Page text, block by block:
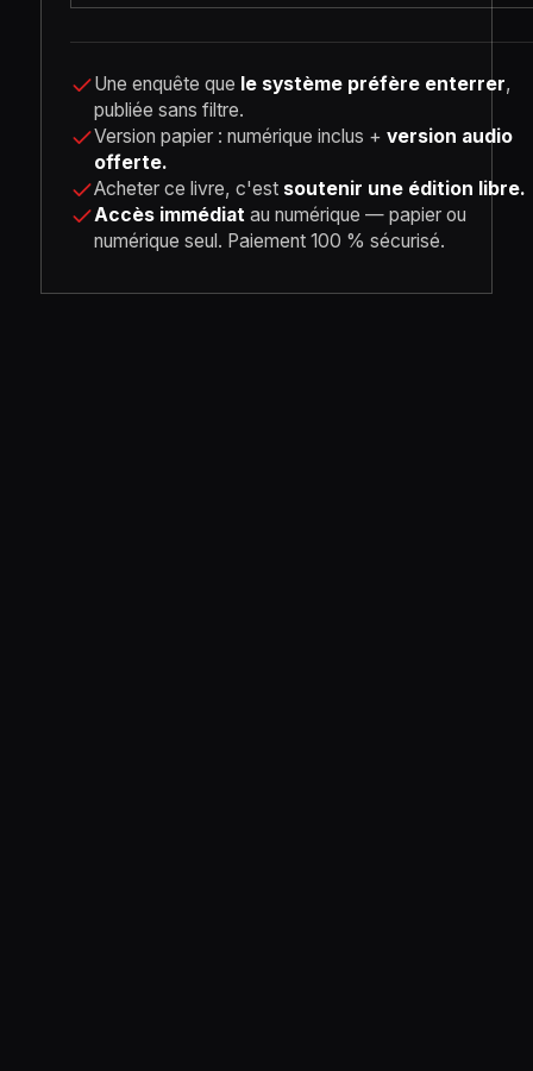
Une enquête que le système préfère enterrer,
publiée sans filtre.
Version papier : numérique inclus + version audio
offerte.
Acheter ce livre, c'est soutenir une édition libre.
Accès immédiat au numérique — papier ou
numérique seul. Paiement 100 % sécurisé.